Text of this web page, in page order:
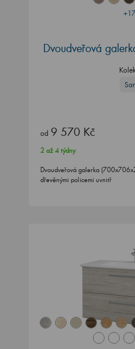
+17
Dvoudveřová
od 9 570 Kč
2 až 4 týdny
Dvoudveřová galerka
dřevěnými policemi uvnitř